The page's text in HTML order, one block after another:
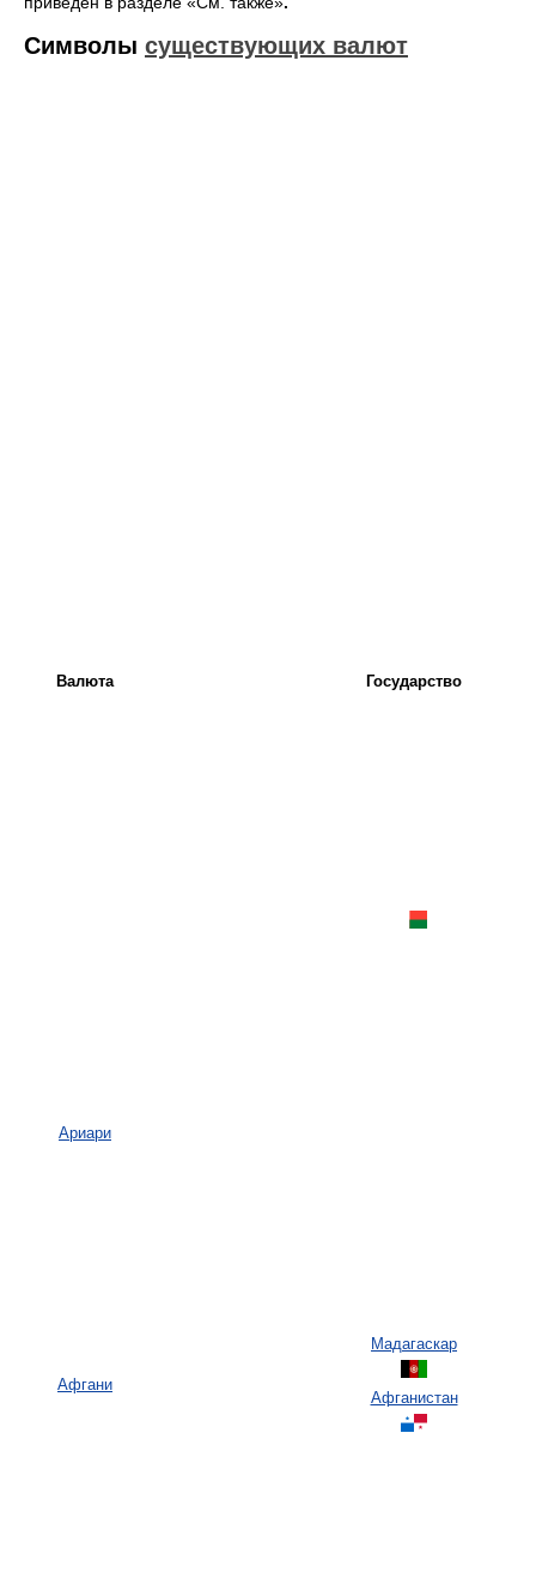
Символы существующих валют
Валюта Государство
Ариари
Мадагаскар
Афгани
Афганистан